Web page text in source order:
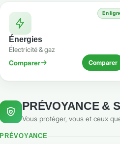
En
Énergies
Électricité & gaz
Comparer
Comparer
PRÉVOYANCE &
Vous protéger, vous et ceux
PRÉVOYANCE